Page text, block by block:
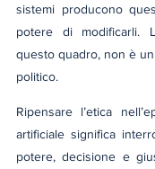
sistemi producono
potere di modificarli.
questo quadro, non è
politico.
Ripensare l’etica
artificiale significa
potere, decisione e